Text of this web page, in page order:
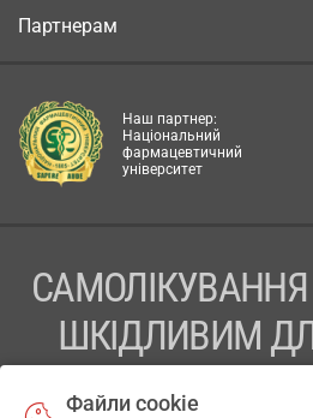
Партнерам
Наш партнер:
Національний
фармацевтичний
університет
ШКІДЛИВИМ
Файли cookie